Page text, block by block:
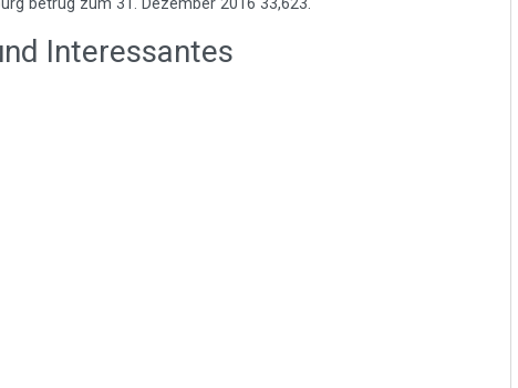
betrug zum 31. Dezember 2016 33,623.
Interessantes